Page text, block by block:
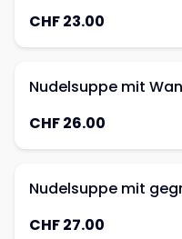
CHF 23.00
Nudelsuppe mit
CHF 26.00
Nudelsuppe mit
CHF 27.00